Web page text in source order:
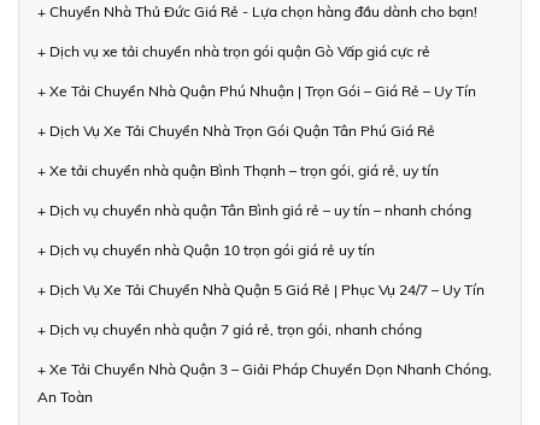
+ Chuyển Nhà Thủ Đức Giá Rẻ - Lựa chọn hàng đầu dành cho bạn!
+ Dịch vụ xe tải chuyển nhà trọn gói quận Gò Vấp giá cực rẻ
+ Xe Tải Chuyển Nhà Quận Phú Nhuận | Trọn Gói – Giá Rẻ – Uy Tín
+ Dịch Vụ Xe Tải Chuyển Nhà Trọn Gói Quận Tân Phú Giá Rẻ
+ Xe tải chuyển nhà quận Bình Thạnh – trọn gói, giá rẻ, uy tín
+ Dịch vụ chuyển nhà quận Tân Bình giá rẻ – uy tín – nhanh chóng
+ Dịch vụ chuyển nhà Quận 10 trọn gói giá rẻ uy tín
+ Dịch Vụ Xe Tải Chuyển Nhà Quận 5 Giá Rẻ | Phục Vụ 24/7 – Uy Tín
+ Dịch vụ chuyển nhà quận 7 giá rẻ, trọn gói, nhanh chóng
+ Xe Tải Chuyển Nhà Quận 3 – Giải Pháp Chuyển Dọn Nhanh Chóng,
An Toàn